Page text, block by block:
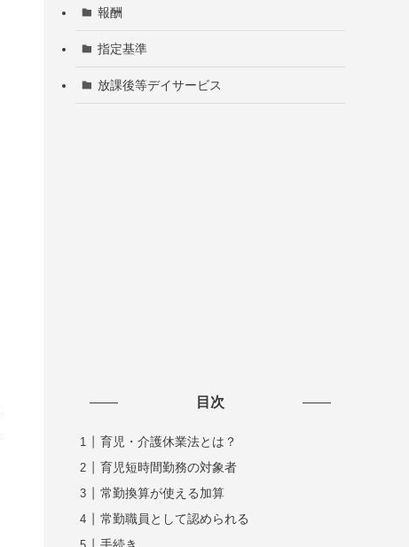
報酬
指定基準
放課後等デイサービス
目次
育児・介護休業法とは？
育児短時間勤務の対象者
常勤換算が使える加算
常勤職員として認められる